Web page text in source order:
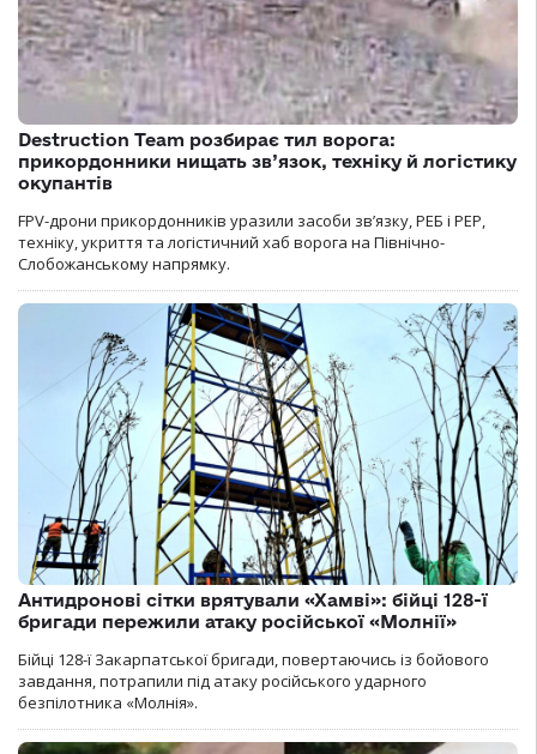
Destruction Team розбирає тил ворога:
прикордонники нищать зв’язок, техніку й логістику
окупантів
FPV-дрони прикордонників уразили засоби зв’язку, РЕБ і РЕР,
техніку, укриття та логістичний хаб ворога на Північно-
Слобожанському напрямку.
Антидронові сітки врятували «Хамві»: бійці 128-ї
бригади пережили атаку російської «Молнії»
Бійці 128-ї Закарпатської бригади, повертаючись із бойового
завдання, потрапили під атаку російського ударного
безпілотника «Молнія».